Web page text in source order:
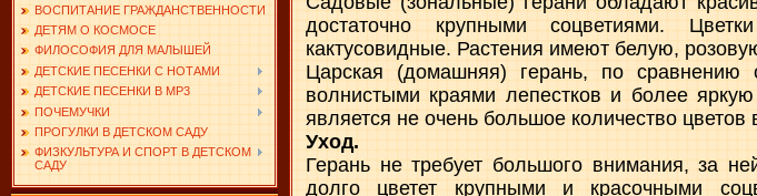
ВОСПИТАНИЕ ГРАЖДАНСТВЕННОСТИ
ДЕТЯМ О КОСМОСЕ
ФИЛОСОФИЯ ДЛЯ МАЛЫШЕЙ
ДЕТСКИЕ ПЕСЕНКИ С НОТАМИ
ДЕТСКИЕ ПЕСЕНКИ В MP3
ПОЧЕМУЧКИ
ПРОГУЛКИ В ДЕТСКОМ САДУ
ФИЗКУЛЬТУРА И СПОРТ В ДЕТСКОМ
САДУ
достаточно крупными соцветиями.
кактусовидные. Растения имеют белую,
Царская (домашняя) герань, по
волнистыми краями лепестков и более
является не очень большое количество цветов
Уход.
Герань не требует большого внимания, за
долго цветет крупными и красочными